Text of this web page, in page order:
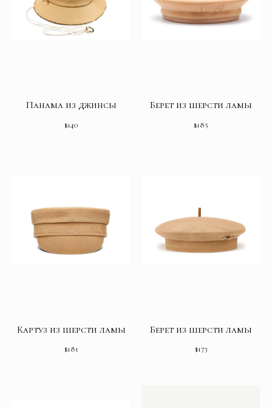
Панама из джинсы
$140
Берет из шерсти ламы
$185
Картуз из шерсти ламы
$181
Берет из шерсти ламы
$173